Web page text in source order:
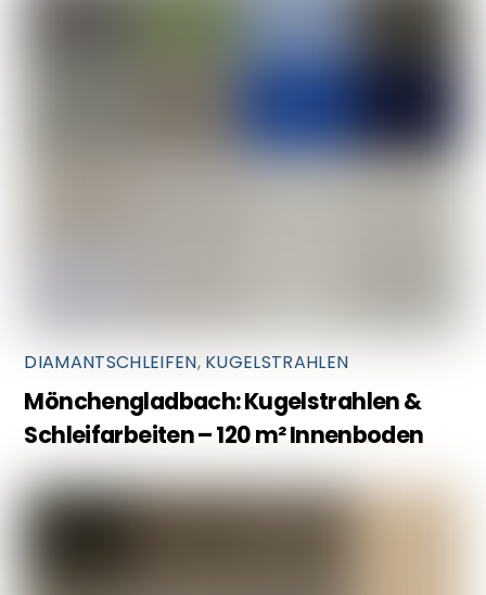
DIAMANTSCHLEIFEN, KUGELSTRAHLEN
Mönchengladbach: Kugelstrahlen &
Schleifarbeiten – 120 m² Innenboden